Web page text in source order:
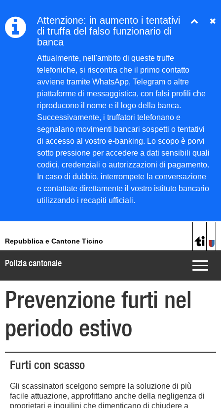
Attenzione: in aumento i tentativi
di truffa del falso funzionario di
banca
Attualmente, nell'ambito di queste truffe
telefoniche, si riscontra che il primo contatto
avviene tramite WhatsApp, Telegram o altre
piattaforme di messaggistica, con falsi profili che
riproducono il nome e il logo della banca.
Successivamente, i truffatori telefonano e
segnalano movimenti bancari sospetti o tentativi
di accesso al vostro e-banking. Lo scopo è porvi
sotto pressione per accedere a dati sensibili quali
codici, credenziali o autorizzazioni di pagamento.
In caso di dubbio, interrompete la conversazione
e contattate direttamente il vostro istituto bancario
utilizzando i recapiti ufficiali.
Repubblica e Cantone Ticino
Toggle
Polizia cantonale
Prevenzione furti nel
periodo estivo
Furti con scasso
Gli scassinatori scelgono sempre la soluzione di più
facile attuazione, approfittano anche della negligenza di
proprietari e inquilini che dimenticano di chiudere a